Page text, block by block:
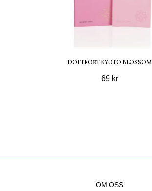
DOFTKORT KYOTO BLOSSOM
69 kr
OM OSS